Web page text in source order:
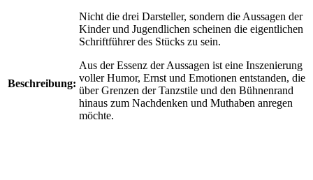
Beschreibung:
Nicht die drei Dar­steller, sondern die Aussagen der
Kinder und Jugendlichen scheinen die eigentlichen
Schriftführer des Stücks zu sein.
Aus der Essenz der Aussagen ist eine Inszenierung
voller Humor, Ernst und Emotionen entstanden, die
über Grenzen der Tanzstile und den Bühnenrand
hinaus zum Nachdenken und Muthaben anregen
möchte.